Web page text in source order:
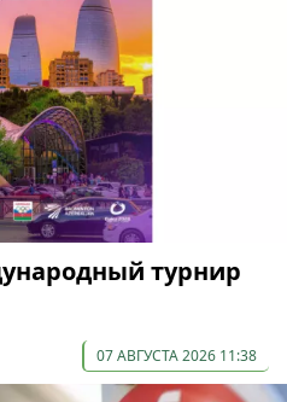
турнир
07 АВГУСТА 2026 11:38